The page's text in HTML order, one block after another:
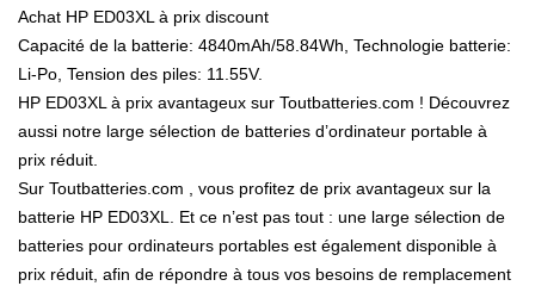
Achat HP ED03XL à prix discount
Capacité de la batterie: 4840mAh/58.84Wh, Technologie batterie:
Li-Po, Tension des piles: 11.55V.
HP ED03XL à prix avantageux sur Toutbatteries.com ! Découvrez
aussi notre large sélection de batteries d’ordinateur portable à
prix réduit.
Sur Toutbatteries.com , vous profitez de prix avantageux sur la
batterie HP ED03XL. Et ce n’est pas tout : une large sélection de
batteries pour ordinateurs portables est également disponible à
prix réduit, afin de répondre à tous vos besoins de remplacement